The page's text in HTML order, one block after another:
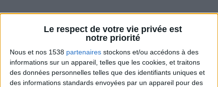
Le respect de votre vie privée est
notre priorité
Nous et nos 1538 partenaires stockons et/ou accédons à des
informations sur un appareil, telles que les cookies, et traitons
des données personnelles telles que des identifiants uniques et
des informations standards envoyées par un appareil pour des
Combien de kilos souhaitez-vous perdre ?
Moins de
5 kilos
De 5 à 10
kilos
Plus de
10 kilos